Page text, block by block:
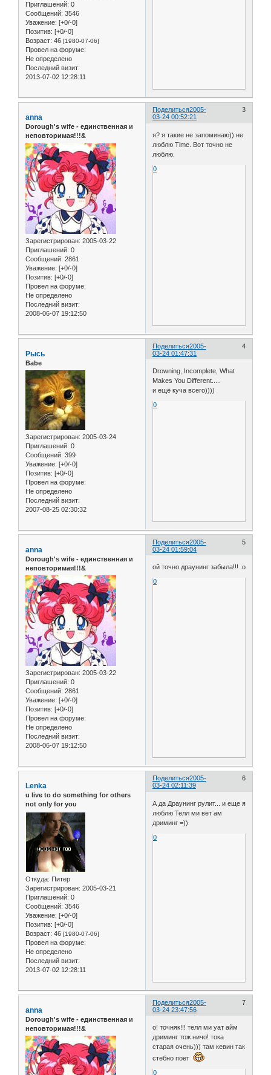
Приглашений: 0
Сообщений: 3546
Уважение: [+0/-0]
Позитив: [+0/-0]
Возраст: 46 [1980-07-06]
Провел на форуме:
Не определено
Последний визит:
2013-07-02 12:28:11
Поделиться 3
2005-
03-24 00:52:21
anna
Dorough's wife - единственная и
неповторимая!!!&
Зарегистрирован: 2005-03-22
Приглашений: 0
Сообщений: 2861
Уважение: [+0/-0]
Позитив: [+0/-0]
Провел на форуме:
Не определено
Последний визит:
2008-06-07 19:12:50
я? я такие не запоминаю)) не
люблю Time. Вот точно не
люблю.
0
Поделиться 4
2005-
03-24 01:47:31
Рысь
Babe
Зарегистрирован: 2005-03-24
Приглашений: 0
Сообщений: 399
Уважение: [+0/-0]
Позитив: [+0/-0]
Провел на форуме:
Не определено
Последний визит:
2007-08-25 02:30:32
Drowning, Incomplete, What
Makes You Different.....
и ещё куча всего))))
0
Поделиться 5
2005-
03-24 01:59:04
anna
Dorough's wife - единственная и
неповторимая!!!&
Зарегистрирован: 2005-03-22
Приглашений: 0
Сообщений: 2861
Уважение: [+0/-0]
Позитив: [+0/-0]
Провел на форуме:
Не определено
Последний визит:
2008-06-07 19:12:50
ой точно драунинг забыла!!! :o
0
Поделиться 6
2005-
03-24 02:11:39
Lenka
u live to do something for others
not only for you
Откуда: Питер
Зарегистрирован: 2005-03-21
Приглашений: 0
Сообщений: 3546
Уважение: [+0/-0]
Позитив: [+0/-0]
Возраст: 46 [1980-07-06]
Провел на форуме:
Не определено
Последний визит:
2013-07-02 12:28:11
А да Драунинг рулит... и еще я
люблю Телл ми вет ам
дриминг =))
0
Поделиться 7
2005-
03-24 23:47:56
anna
Dorough's wife - единственная и
неповторимая!!!&
о! точняк!!! телл ми уат айм
дриминг тож ничо! тока
старая очень))) там кевин так
стебно поет
0